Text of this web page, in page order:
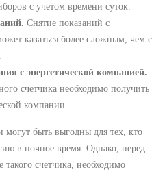
с учетом времени суток.
Снятие показаний с
казаться более сложным, чем с
с энергетической компанией.
счетчика необходимо получить
компании.
быть выгодны для тех, кто
в ночное время. Однако, перед
счетчика, необходимо